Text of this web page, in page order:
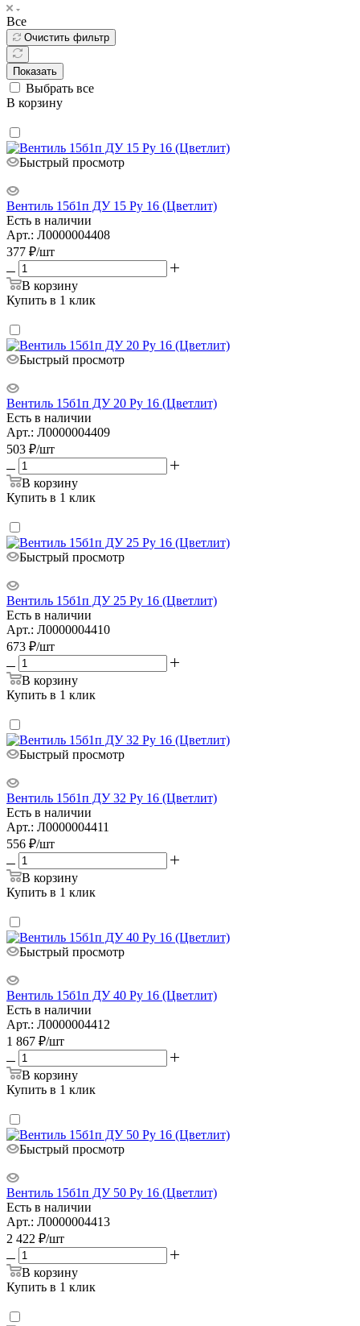
Все
Очистить фильтр
Показать
Выбрать все
В корзину
Быстрый просмотр
Вентиль 15б1п ДУ 15 Ру 16 (Цветлит)
Есть в наличии
Арт.: Л0000004408
377 ₽/шт
В корзину
Купить в 1 клик
Быстрый просмотр
Вентиль 15б1п ДУ 20 Ру 16 (Цветлит)
Есть в наличии
Арт.: Л0000004409
503 ₽/шт
В корзину
Купить в 1 клик
Быстрый просмотр
Вентиль 15б1п ДУ 25 Ру 16 (Цветлит)
Есть в наличии
Арт.: Л0000004410
673 ₽/шт
В корзину
Купить в 1 клик
Быстрый просмотр
Вентиль 15б1п ДУ 32 Ру 16 (Цветлит)
Есть в наличии
Арт.: Л0000004411
556 ₽/шт
В корзину
Купить в 1 клик
Быстрый просмотр
Вентиль 15б1п ДУ 40 Ру 16 (Цветлит)
Есть в наличии
Арт.: Л0000004412
1 867 ₽/шт
В корзину
Купить в 1 клик
Быстрый просмотр
Вентиль 15б1п ДУ 50 Ру 16 (Цветлит)
Есть в наличии
Арт.: Л0000004413
2 422 ₽/шт
В корзину
Купить в 1 клик